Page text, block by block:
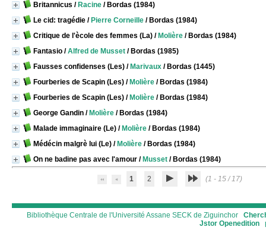
Britannicus / Racine / Bordas (1984)
Le cid: tragédie / Pierre Corneille / Bordas (1984)
Critique de l'ècole des femmes (La) / Molière / Bordas (1984)
Fantasio /Alfred de Musset / Bordas (1985)
Fausses confidenses (Les) / Marivaux / Bordas (1445)
Fourberies de Scapin (Les) / Molière / Bordas (1984)
Fourberies de Scapin (Les) / Molière / Bordas (1984)
George Gandin / Molière / Bordas (1984)
Malade immaginaire (Le) / Molière / Bordas (1984)
Médécin malgrè lui (Le) / Molière / Bordas (1984)
On ne badine pas avec l'amour / Musset / Bordas (1984)
1 2 (1 - 15 / 17)
Bibliothèque Centrale de l'Université Assane SECK de Ziguinchor
Jstor Openedition